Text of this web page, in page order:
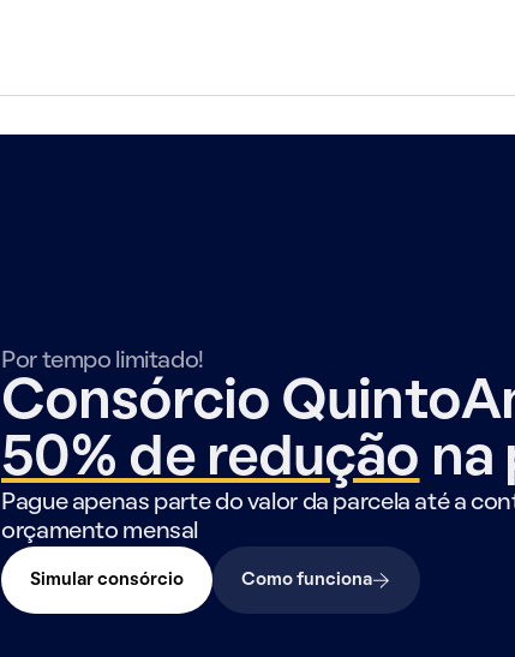
Por tempo limitado!
Consórcio
50% de redução na
Pague apenas parte do valor da parcela até a
orçamento mensal
Simular consórcio Como funciona